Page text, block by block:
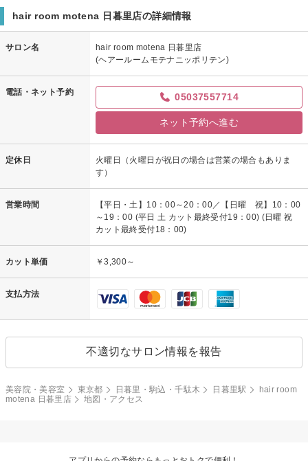
hair room motena 日暮里店の詳細情報
サロン名
hair room motena 日暮里店
(ヘアールームモテナニッポリテン)
電話・ネット予約 05037557714
ネット予約へ進む
定休日
火曜日（火曜日が祝日の場合は営業の場合もありま
す）
営業時間
【平日・土】10：00～20：00／【日曜 祝】10：00
～19：00 (平日 土 カット最終受付19：00) (日曜 祝
カット最終受付18：00)
カット単価 ￥3,300～
支払方法
不適切なサロン情報を報告
美容院・美容室 東京都 日暮里・駒込・千駄木 日暮里駅
hair room
motena 日暮里店
地図・アクセス